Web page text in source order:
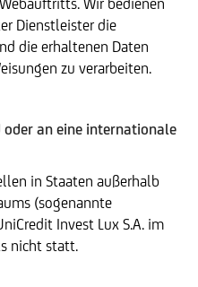
Wir bedienen
Dienstleister die
die erhaltenen Daten
zu verarbeiten.
an eine internationale
in Staaten außerhalb
(sogenannte
Invest Lux S.A. im
nicht statt.